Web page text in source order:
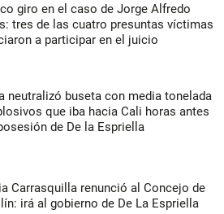
giro en el caso de Jorge Alfredo
tres de las cuatro presuntas víctimas
a participar en el juicio
neutralizó buseta con media tonelada
que iba hacia Cali horas antes
de De la Espriella
Carrasquilla renunció al Concejo de
irá al gobierno de De La Espriella